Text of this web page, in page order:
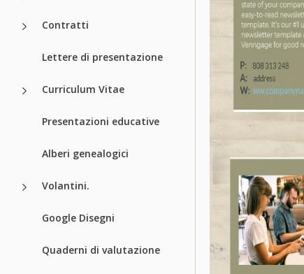
Contratti
Lettere di presentazione
Curriculum Vitae
Presentazioni educative
Alberi genealogici
Volantini.
Google Disegni
Quaderni di valutazione